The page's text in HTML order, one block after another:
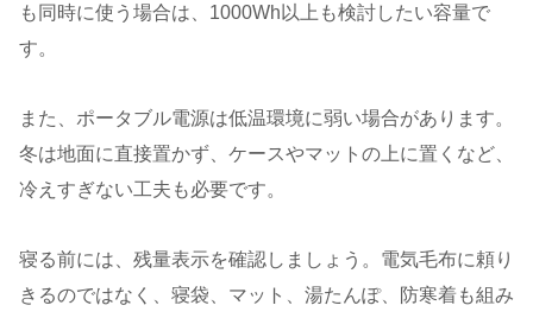
も同時に使う場合は、1000Wh以上も検討したい容量で
す。
また、ポータブル電源は低温環境に弱い場合があります。
冬は地面に直接置かず、ケースやマットの上に置くなど、
冷えすぎない工夫も必要です。
寝る前には、残量表示を確認しましょう。電気毛布に頼り
きるのではなく、寝袋、マット、湯たんぽ、防寒着も組み